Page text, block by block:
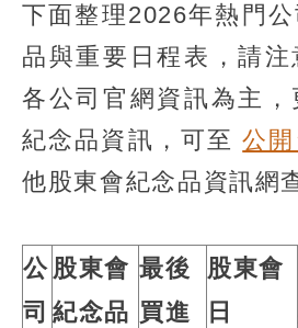
下面整理2026年熱門
品與重要日程表，請
各公司官網資訊為主
紀念品資訊，可至公
他股東會紀念品資訊網
公
司
股東會
紀念品
最後
買進
股東會
日